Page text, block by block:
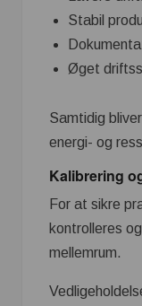
Stabil
Øget
Samtidig
energi- og
Kalibrering
For at sikre
kontrolleres
mellemrum.